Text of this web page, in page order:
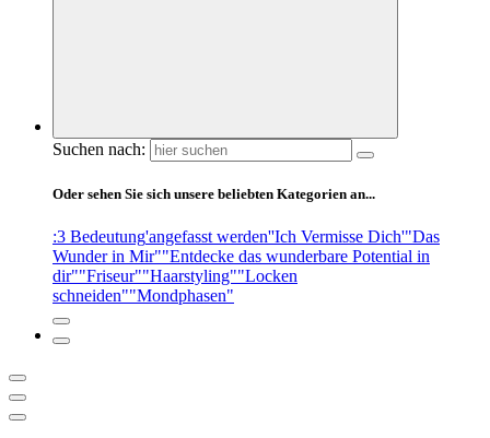
Suchen nach:
Oder sehen Sie sich unsere beliebten Kategorien an...
:3 Bedeutung'angefasst werden''Ich Vermisse Dich'"Das
Wunder in Mir""Entdecke das wunderbare Potential in
dir""Friseur""Haarstyling""Locken
schneiden""Mondphasen"